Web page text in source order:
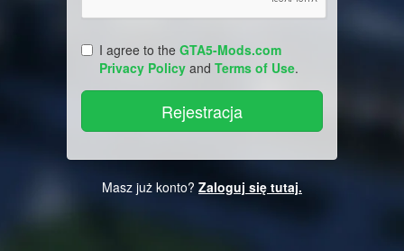
I agree to the GTA5-Mods.com
Privacy Policy and Terms of Use.
Masz już konto? Zaloguj się tutaj.